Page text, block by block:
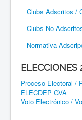
Clubs Adscritos /
Clubs No
Normativa
ELECCIONES
Proceso Electoral /
ELECDEP GVA
Voto Electrónico /